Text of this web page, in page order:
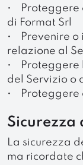
• Proteggere
di Format Srl
• Prevenire o
relazione al
• Proteggere
del Servizio o
• Proteggere
Sicurezza
La sicurezza
ma ricordate